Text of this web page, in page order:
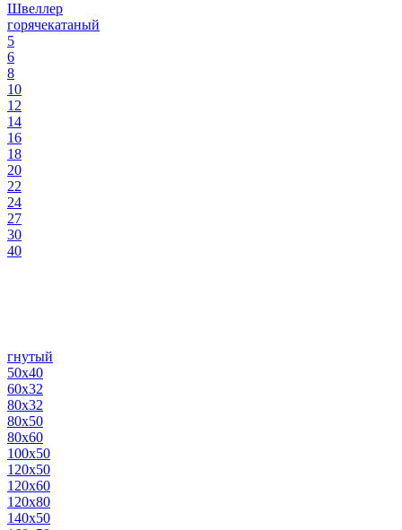
Швеллер
горячекатаный
5
6
8
10
12
14
16
18
20
22
24
27
30
40
гнутый
50х40
60х32
80х32
80х50
80х60
100х50
120х50
120х60
120х80
140х50